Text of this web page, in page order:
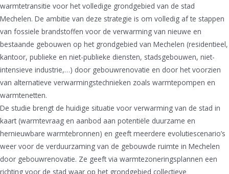
warmtetransitie voor het volledige grondgebied van de stad
Mechelen. De ambitie van deze strategie is om volledig af te stappen
van fossiele brandstoffen voor de verwarming van nieuwe en
bestaande gebouwen op het grondgebied van Mechelen (residentieel,
kantoor, publieke en niet-publieke diensten, stadsgebouwen, niet-
intensieve industrie,…) door gebouwrenovatie en door het voorzien
van alternatieve verwarmingstechnieken zoals warmtepompen en
warmtenetten.
De studie brengt de huidige situatie voor verwarming van de stad in
kaart (warmtevraag en aanbod aan potentiële duurzame en
hernieuwbare warmtebronnen) en geeft meerdere evolutiescenario’s
weer voor de verduurzaming van de gebouwde ruimte in Mechelen
door gebouwrenovatie. Ze geeft via warmtezoneringsplannen een
richting voor de stad waar op het grondgebied collectieve